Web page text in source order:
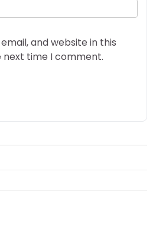
and website in this
time I comment.